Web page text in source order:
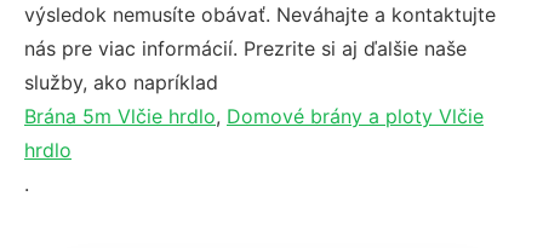
výsledok nemusíte obávať. Neváhajte a kontaktujte
nás pre viac informácií. Prezrite si aj ďalšie naše
služby, ako napríklad
Brána 5m Vlčie hrdlo, Domové brány a ploty Vlčie
hrdlo
.